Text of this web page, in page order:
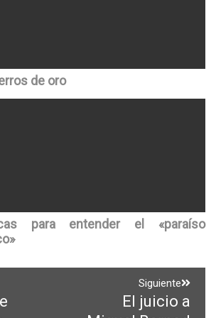
de oro
para entender el «paraíso
Siguiente
El juicio a